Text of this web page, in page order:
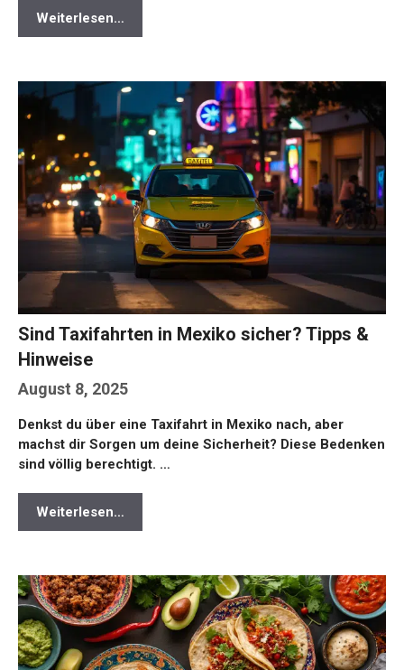
Weiterlesen…
August 8, 2025
Sind Taxifahrten in Mexiko sicher? Tipps &
Hinweise
Denkst du über eine Taxifahrt in Mexiko nach, aber
machst dir Sorgen um deine Sicherheit? Diese Bedenken
sind völlig berechtigt. …
Weiterlesen…